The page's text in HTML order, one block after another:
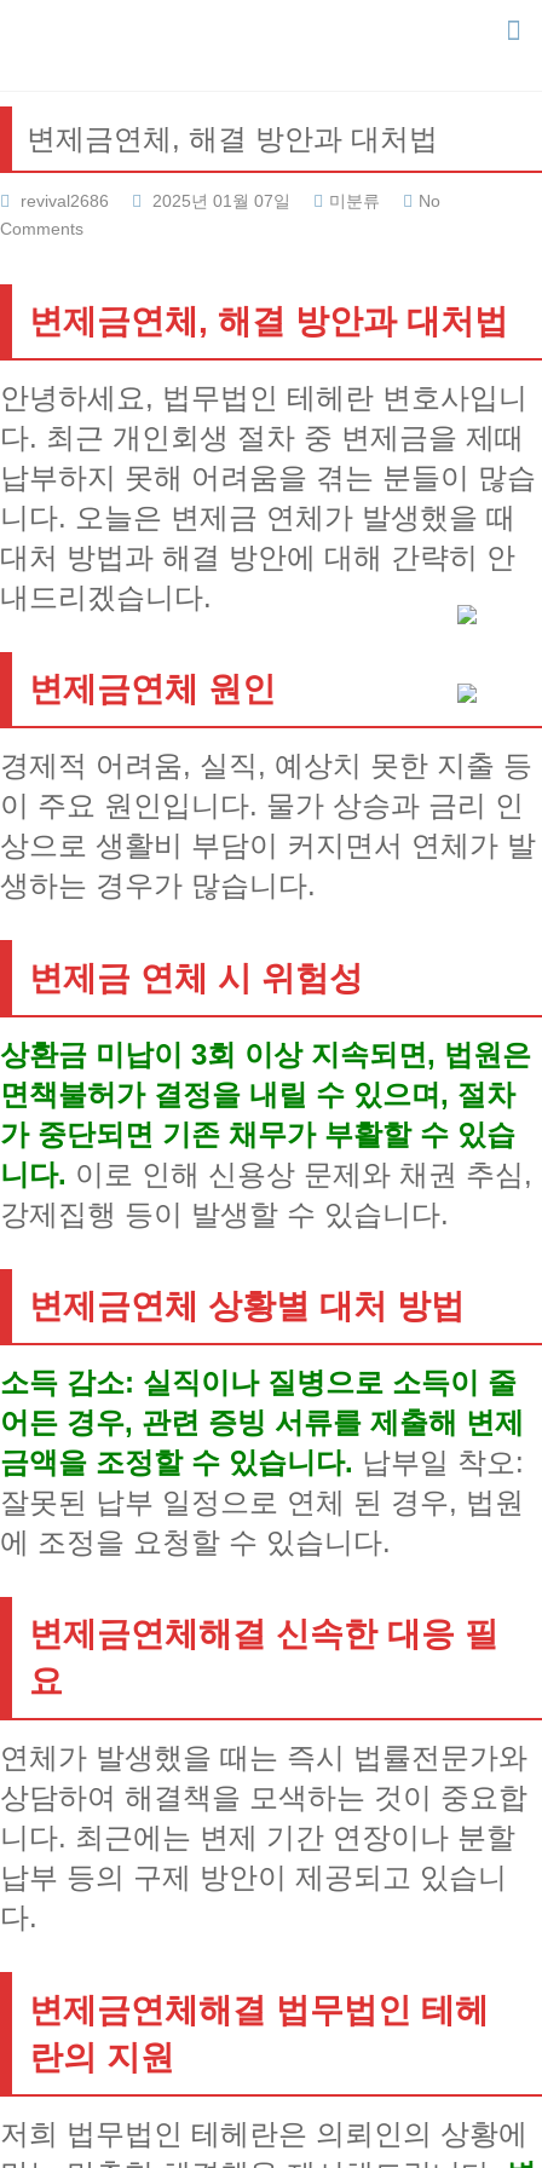
변제금연체, 해결 방안과 대처법
revival2686 2025년 01월 07일 미분류
No
Comments
변제금연체, 해결 방안과 대처법
안녕하세요, 법무법인 테헤란 변호사입니
다. 최근 개인회생 절차 중 변제금을 제때
납부하지 못해 어려움을 겪는 분들이 많습
니다. 오늘은 변제금 연체가 발생했을 때
대처 방법과 해결 방안에 대해 간략히 안
내드리겠습니다.
변제금연체 원인
경제적 어려움, 실직, 예상치 못한 지출 등
이 주요 원인입니다. 물가 상승과 금리 인
상으로 생활비 부담이 커지면서 연체가 발
생하는 경우가 많습니다.
변제금 연체 시 위험성
상환금 미납이 3회 이상 지속되면, 법원은
면책불허가 결정을 내릴 수 있으며, 절차
가 중단되면 기존 채무가 부활할 수 있습
니다. 이로 인해 신용상 문제와 채권 추심,
강제집행 등이 발생할 수 있습니다.
변제금연체 상황별 대처 방법
소득 감소: 실직이나 질병으로 소득이 줄
어든 경우, 관련 증빙 서류를 제출해 변제
금액을 조정할 수 있습니다. 납부일 착오:
잘못된 납부 일정으로 연체 된 경우, 법원
에 조정을 요청할 수 있습니다.
변제금연체해결 신속한 대응 필
요
연체가 발생했을 때는 즉시 법률전문가와
상담하여 해결책을 모색하는 것이 중요합
니다. 최근에는 변제 기간 연장이나 분할
납부 등의 구제 방안이 제공되고 있습니
다.
변제금연체해결 법무법인 테헤
란의 지원
저희 법무법인 테헤란은 의뢰인의 상황에